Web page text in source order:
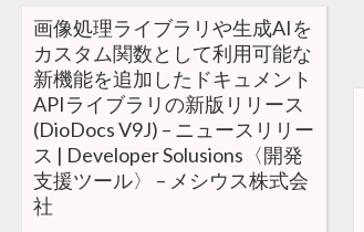
画像処理ライブラリや生成AIを
カスタム関数として利用可能な
新機能を追加したドキュメント
APIライブラリの新版リリース
(DioDocs V9J) – ニュースリリー
ス | Developer Solusions〈開発
支援ツール〉 – メシウス株式会
社